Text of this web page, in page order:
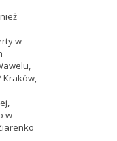
w
Kraków,
w